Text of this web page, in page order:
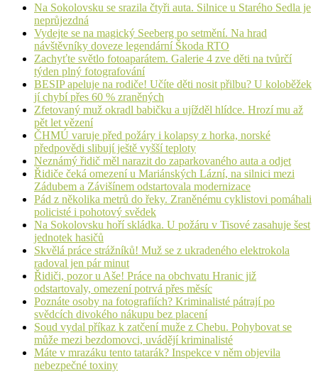
Na Sokolovsku se srazila čtyři auta. Silnice u Starého Sedla je
neprůjezdná
Vydejte se na magický Seeberg po setmění. Na hrad
návštěvníky doveze legendární Škoda RTO
Zachyťte světlo fotoaparátem. Galerie 4 zve děti na tvůrčí
týden plný fotografování
BESIP apeluje na rodiče! Učíte děti nosit přilbu? U koloběžek
jí chybí přes 60 % zraněných
Zfetovaný muž okradl babičku a ujížděl hlídce. Hrozí mu až
pět let vězení
ČHMÚ varuje před požáry i kolapsy z horka, norské
předpovědi slibují ještě vyšší teploty
Neznámý řidič měl narazit do zaparkovaného auta a odjet
Řidiče čeká omezení u Mariánských Lázní, na silnici mezi
Zádubem a Závišínem odstartovala modernizace
Pád z několika metrů do řeky. Zraněnému cyklistovi pomáhali
policisté i pohotový svědek
Na Sokolovsku hoří skládka. U požáru v Tisové zasahuje šest
jednotek hasičů
Skvělá práce strážníků! Muž se z ukradeného elektrokola
radoval jen pár minut
Řidiči, pozor u Aše! Práce na obchvatu Hranic již
odstartovaly, omezení potrvá přes měsíc
Poznáte osoby na fotografiích? Kriminalisté pátrají po
svědcích divokého nákupu bez placení
Soud vydal příkaz k zatčení muže z Chebu. Pohybovat se
může mezi bezdomovci, uvádějí kriminalisté
Máte v mrazáku tento tatarák? Inspekce v něm objevila
nebezpečné toxiny